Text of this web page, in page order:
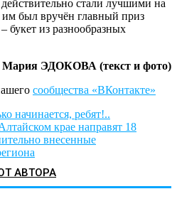
стали лучшими на
был вручён главный приз
букет из разнообразных
Мария ЭДОКОВА (текст и фото)
сообщества «ВКонтакте»
начинается, ребят!..
крае направят 18
внесенные
АВТОРА